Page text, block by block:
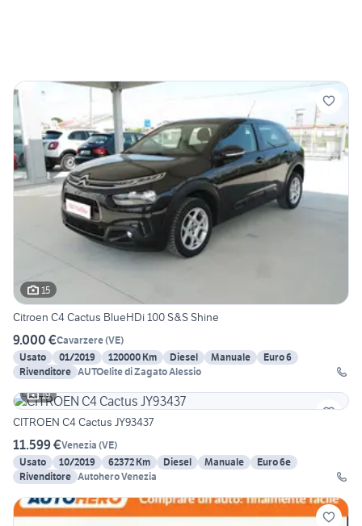
15
Citroen C4 Cactus BlueHDi 100 S&S Shine
9.000 €Cavarzere(VE)
Usato
01/2019 120000 Km Diesel Manuale
Euro 6
Rivenditore AUTOelite di Zagato Alessio
19
CITROEN C4 Cactus JY93437
11.599 €Venezia (VE)
Usato
10/2019 62372 Km Diesel Manuale
Euro 6e
Rivenditore Autohero Venezia